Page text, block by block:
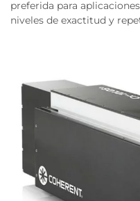
preferida para
niveles de exactitud y